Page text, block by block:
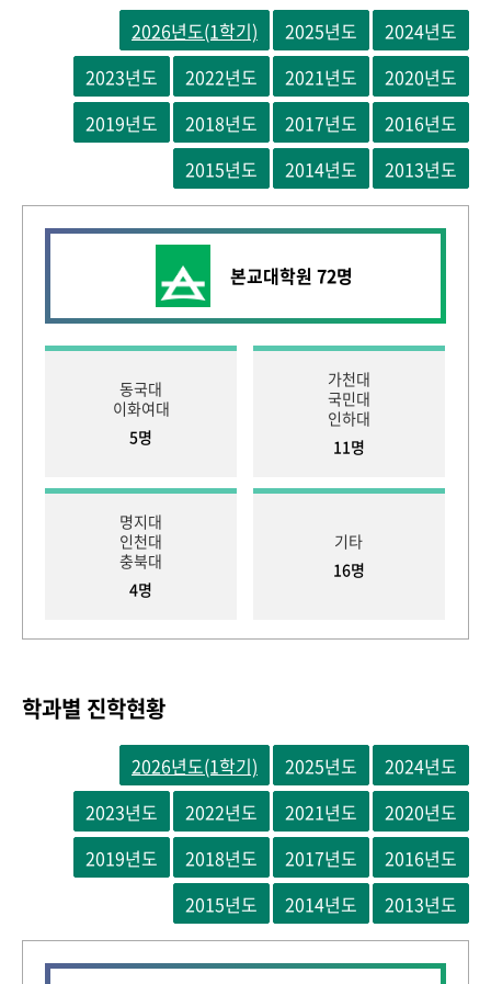
본교대학원 72명
동국대
이화여대
5명
가천대
국민대
인하대
11명
명지대
인천대
충북대
4명
기타
16명
학과별 진학현황